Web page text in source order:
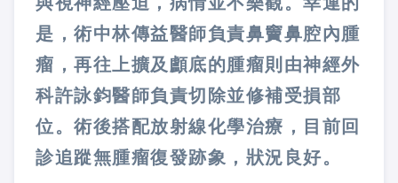
是，術中林傳益醫師負責鼻竇鼻腔內腫
瘤，再往上擴及顱底的腫瘤則由神經外
科許詠鈞醫師負責切除並修補受損部
位。術後搭配放射線化學治療，目前回
診追蹤無腫瘤復發跡象，狀況良好。